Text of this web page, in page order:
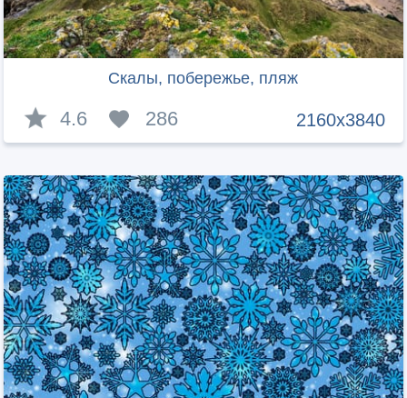
Скалы, побережье, пляж
2160x3840
4.6 286